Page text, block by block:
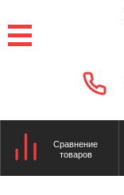
Сравнение
товаров